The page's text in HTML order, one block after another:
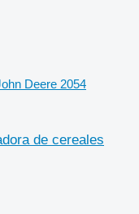
Deere 2054
de cereales